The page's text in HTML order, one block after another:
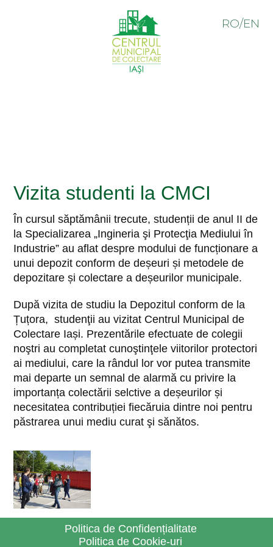
RO/EN
Vizita studenti la CMCI
În cursul săptămânii trecute, studenții de anul II de
la Specializarea „Ingineria şi Protecţia Mediului în
Industrie” au aflat despre modului de funcționare a
unui depozit conform de deșeuri și metodele de
depozitare și colectare a deșeurilor municipale.
După vizita de studiu la Depozitul conform de la
Țuțora, studenţii au vizitat Centrul Municipal de
Colectare Iași. Prezentările efectuate de colegii
noştri au completat cunoştinţele viitorilor protectori
ai mediului, care la rândul lor vor putea transmite
mai departe un semnal de alarmă cu privire la
importanța colectării selctive a deșeurilor și
necesitatea contribuției fiecăruia dintre noi pentru
păstrarea unui mediu curat şi sănătos.
Politica de Confidențialitate
Politica de Cookie-uri